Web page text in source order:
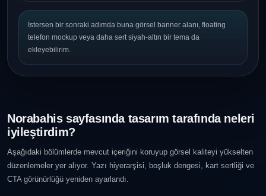
İstersen bir sonraki adımda buna görsel banner alanı, floating
telefon mockup veya daha sert siyah-altın bir tema da
ekleyebilirim.
Norabahis sayfasında tasarım tarafında neleri
iyileştirdim?
Aşağıdaki bölümlerde mevcut içeriğini koruyup görsel kaliteyi yükselten
düzenlemeler yer alıyor. Yazı hiyerarşisi, boşluk dengesi, kart sertliği ve
CTA görünürlüğü yeniden ayarlandı.